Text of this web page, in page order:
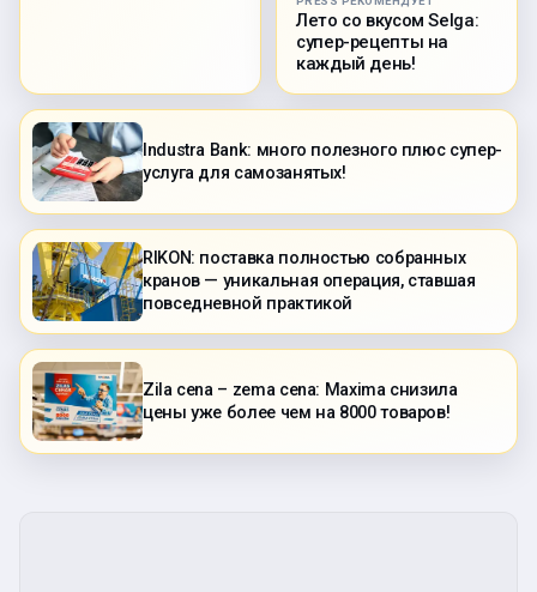
Лето со вкусом Selga:
супер-рецепты на
каждый день!
Industra Bank: много полезного плюс супер-
услуга для самозанятых!
RIKON: поставка полностью собранных
кранов — уникальная операция, ставшая
повседневной практикой
Zila cena – zema cena: Maxima снизила
цены уже более чем на 8000 товаров!